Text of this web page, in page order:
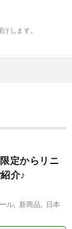
します。
事・
京
定からリニ
介♪
ル, 新商品
日本